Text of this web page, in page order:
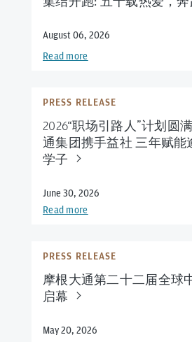
August 06, 2026
Read more
PRESS RELEASE
2026“职场引路人”计划圆
通集团携手益社 三年赋能
学子
June 30, 2026
Read more
PRESS RELEASE
摩根大通第二十二届全球
启幕
May 20, 2026